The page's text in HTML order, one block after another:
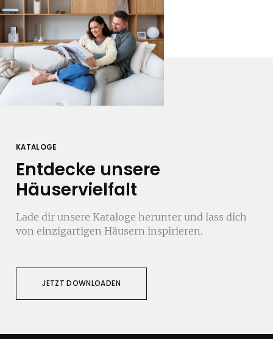
KATALOGE
Entdecke unsere
Häuservielfalt
Lade dir unsere Kataloge herunter und lass dich
von einzigartigen Häusern inspirieren.
JETZT DOWNLOADEN